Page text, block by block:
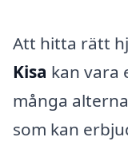
Att hitta rätt
Kisa kan vara
många
som kan